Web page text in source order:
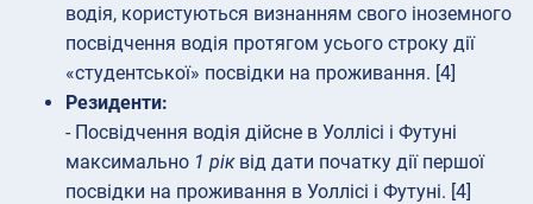
водія, користуються визнанням свого іноземного
посвідчення водія протягом усього строку дії
«студентської» посвідки на проживання. [4]
Резиденти:
- Посвідчення водія дійсне в Уоллісі і Футуні
максимально 1 ріквід дати початку дії першої
посвідки на проживання в Уоллісі і Футуні. [4]